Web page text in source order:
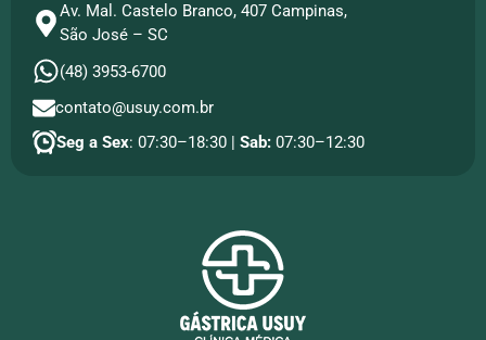
Av. Mal. Castelo Branco, 407 Campinas,
São José – SC
(48) 3953-6700
contato@usuy.com.br
Seg a Sex: 07:30–18:30 | Sab: 07:30–12:30